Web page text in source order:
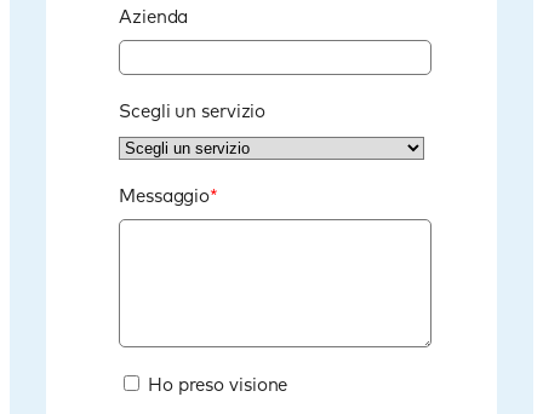
Azienda
Scegli un servizio
Messaggio*
Ho preso visione